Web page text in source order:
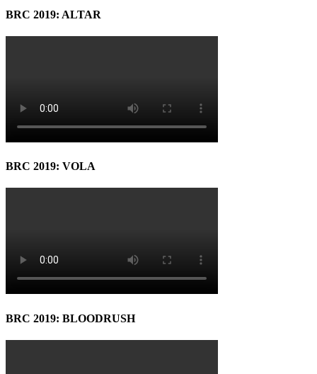
BRC 2019: ALTAR
BRC 2019: VOLA
BRC 2019: BLOODRUSH